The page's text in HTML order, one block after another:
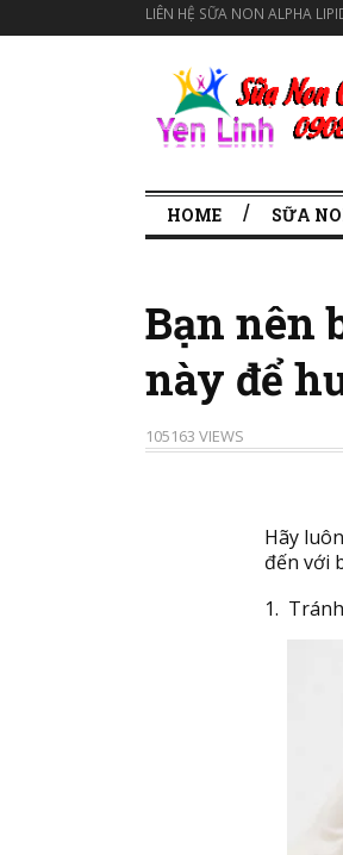
LIÊN HỆ SỮA NON ALPHA
HOME SỮA
Bạn nên
này để
105163 VIEWS
Hãy
đến với
1.